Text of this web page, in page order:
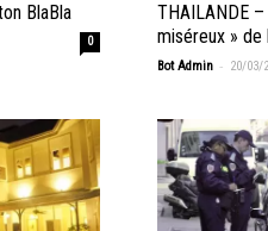
BlaBla
0
THAILANDE –
miséreux » de
Bot Admin - 20/03/